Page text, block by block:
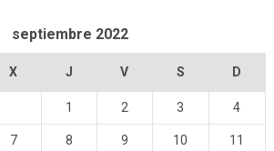
septiembre 2022
X J V S D
1 2 3 4
7 8 9 10 11